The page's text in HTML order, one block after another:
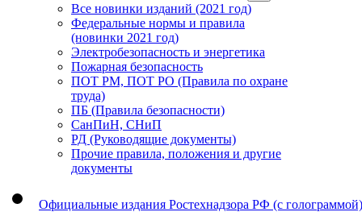
Все новинки изданий (2021 год)
Федеральные нормы и правила
(новинки 2021 год)
Электробезопасность и энергетика
Пожарная безопасность
ПОТ РМ, ПОТ РО (Правила по охране
труда)
ПБ (Правила безопасности)
СанПиН, СНиП
РД (Руководящие документы)
Прочие правила, положения и другие
документы
Официальные издания Ростехнадзора РФ (с голограммой)